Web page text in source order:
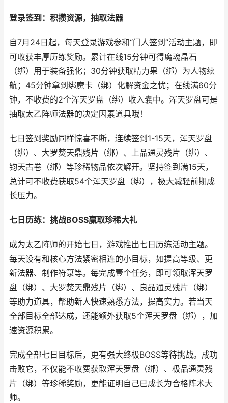
登录签到：积攒资源，抽取法器
自7月24日起，每天登录游戏参和“门人签到”活动主题，即
可收获丰厚历练奖励。累计在线15分钟可得魔魂晶石
（绑）用于装备强化；30分钟获取精力果（绑）为人物续
航；45分钟拿到绑魔卡（绑）化解资金之忧；在线满60分
钟，不收费的2个浑天罗盘（绑）收入囊中。浑天罗盘可是
抽取太乙阵师法器的决定因素道具哦！
七日签到奖励同样惊喜不断，连续签到1-15天，浑天罗盘
（绑）、大罗焚天鼎残片（绑）、上品通灵残片（绑）、
钧天古卷（绑）等珍稀物品依次解开。坚持签到满15天，
总计可不收费获取54个浑天罗盘（绑），极大减轻前期成
长压力。
七日历练：挑战BOSS赢取珍稀大礼
成为太乙阵师的开始七日，游戏推出七日历练活动主题。
每天设有和核心方法紧密相连的小目标，如提高等级、更
新法器、制作符箓等。每完成壹个任务，即可领取浑天罗
盘（绑）、大罗焚天鼎残片（绑）、良品通灵残片（绑）
等助力道具，帮助新人快速熟悉方法，提高实力。若当天
全部目标全部达成，还能额外获取5个浑天罗盘（绑），加
速资源积累。
完成全部七日目标后，更有强大终极BOSS等待挑战。成功
击败它，不仅能不收费获取浑天罗盘（绑）、极品通灵残
片（绑）等珍稀奖励，更能证明自己已成长为合格阵术大
师。